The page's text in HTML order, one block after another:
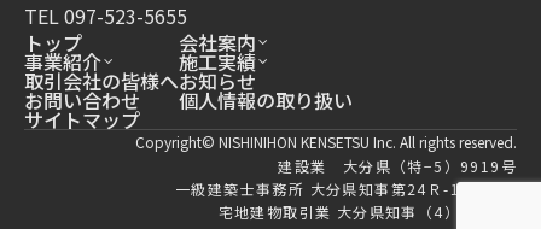
TEL 097-523-5655
トップ
事業紹介
取引会社の皆様へ
お問い合わせ
サイトマップ
会社案内
施工実績
お知らせ
個人情報の取り扱い
Copyright© NISHINIHON KENSETSU Inc. All rights reserved.
建設業 大分県（特−5）9919号
一級建築士事務所 大分県知事第24Ｒ-12313号
宅地建物取引業 大分県知事（4）2859号